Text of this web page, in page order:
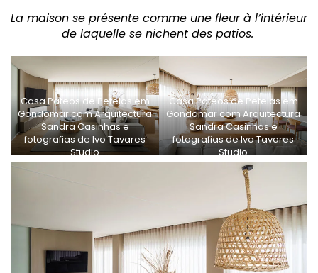
La maison se présente comme une fleur à l’intérieur
de laquelle se nichent des patios.
Casa Pateos de Petelas em
Gondomar com Arquitectura
Sandra Casinhas e
fotografias de Ivo Tavares
Studio
Casa Pateos de Petelas em
Gondomar com Arquitectura
Sandra Casinhas e
fotografias de Ivo Tavares
Studio